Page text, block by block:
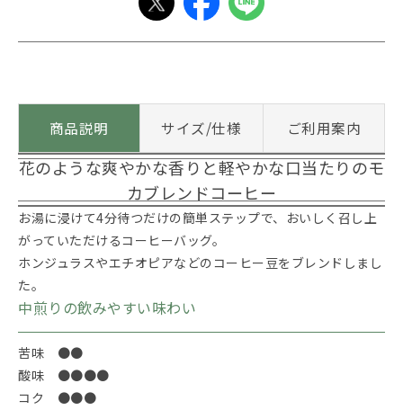
商品説明 サイズ/仕様 ご利用案内
花のような爽やかな香りと軽やかな口当たりのモ
カブレンドコーヒー
お湯に浸けて4分待つだけの簡単ステップで、おいしく召し上
がっていただけるコーヒーバッグ。
ホンジュラスやエチオピアなどのコーヒー豆をブレンドしまし
た。
中煎りの飲みやすい味わい
苦味 ●●
酸味 ●●●●
コク ●●●